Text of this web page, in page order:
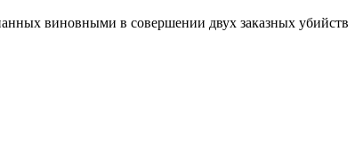
виновными в совершении двух заказных убийств